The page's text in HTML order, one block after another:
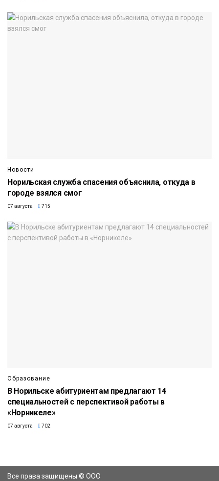
Новости
Норильская служба спасения объяснила, откуда в
городе взялся смог
07 августа 715
Образование
В Норильске абитуриентам предлагают 14
специальностей с перспективой работы в
«Норникеле»
07 августа 702
Все права защищены © ООО